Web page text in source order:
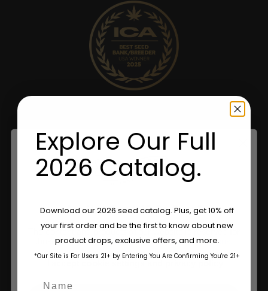
Are You Aged 18 Or Over?
The content and products of our website is reserved for
those of legal age.Please see Terms & Conditions.
Explore Our Full
2026 Catalog.
Download our 2026 seed catalog. Plus, get 10% off
your first order and be the first to know about new
product drops, exclusive offers, and more.
*Our Site is For Users 21+ by Entering You Are Confirming You're 21+